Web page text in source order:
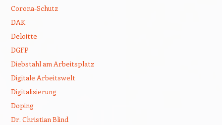
Corona-Schutz
DAK
Deloitte
DGFP
Diebstahl am Arbeitsplatz
Digitale Arbeitswelt
Digitalisierung
Doping
Dr. Christian Blind